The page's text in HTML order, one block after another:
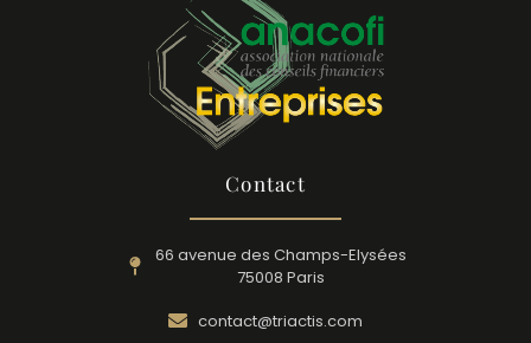
Contact
66 avenue des Champs-Elysées
75008 Paris
contact@triactis.com